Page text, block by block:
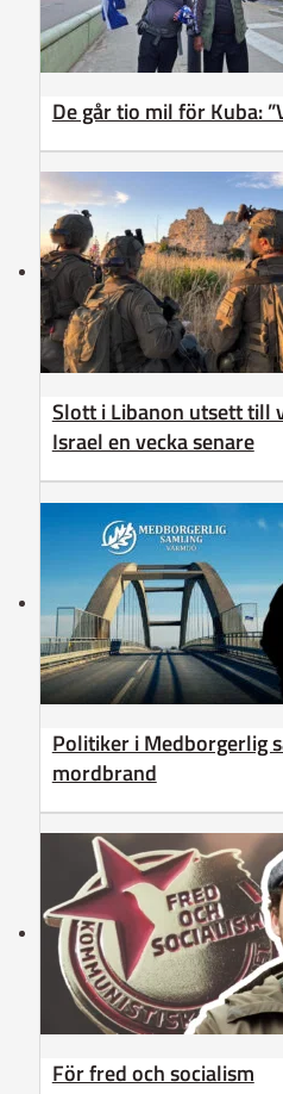
De går tio mil för Kuba:
Slott i Libanon utsett till
Israel en vecka senare
Politiker i Medborgerlig
mordbrand
För fred och socialism